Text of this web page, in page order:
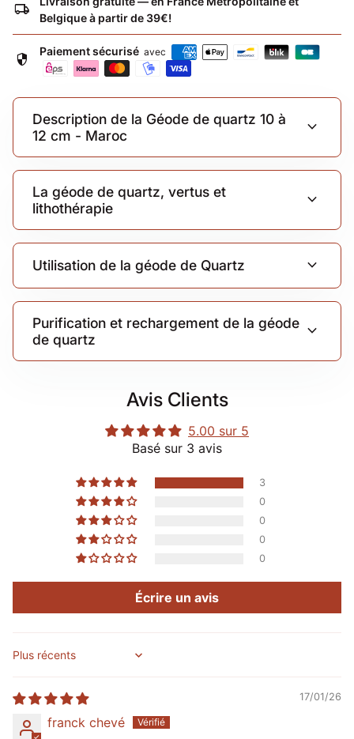
local_shipping
Belgique à partir de 39€!
security Paiement sécurisé avec
Description de la Géode de quartz 10 à
12 cm - Maroc
expand_more
La géode de quartz, vertus et
lithothérapie
expand_more
Utilisation de la géode de Quartz expand_more
Purification et rechargement de la géode
de quartz
expand_more
Avis Clients
5.00 sur 5
Basé sur 3 avis
3
0
0
0
0
Écrire un avis
Sort by
17/01/26
franck chevé